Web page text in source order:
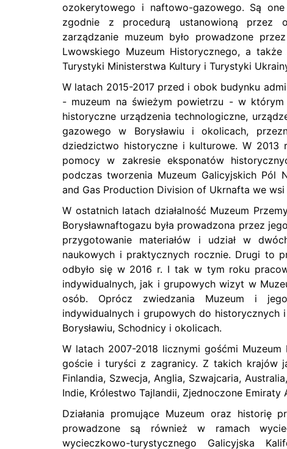
ozokerytowego i naftowo-gazowego. Są
zgodnie z procedurą ustanowioną przez
zarządzanie muzeum było prowadzone
Lwowskiego Muzeum Historycznego, a
Turystyki Ministerstwa Kultury i Turystyki
W latach 2015-2017 przed i obok budynku
- muzeum na świeżym powietrzu - w którym
historyczne urządzenia technologiczne,
gazowego w Borysławiu i okolicach,
dziedzictwo historyczne i kulturowe. W 2013
pomocy w zakresie eksponatów
podczas tworzenia Muzeum Galicyjskich Pól
and Gas Production Division of Ukrnafta we
W ostatnich latach działalność Muzeum
Borysławnaftogazu była prowadzona przez
przygotowanie materiałów i udział w
naukowych i praktycznych rocznie. Drugi to
odbyło się w 2016 r. I tak w tym roku
indywidualnych, jak i grupowych wizyt w
osób. Oprócz zwiedzania Muzeum i
indywidualnych i grupowych do historycznych
Borysławiu, Schodnicy i okolicach.
W latach 2007-2018 licznymi gośćmi
goście i turyści z zagranicy. Z takich krajów
Finlandia, Szwecja, Anglia, Szwajcaria,
Indie, Królestwo Tajlandii, Zjednoczone Emiraty
Działania promujące Muzeum oraz historię
prowadzone są również w ramach
wycieczkowo-turystycznego Galicyjska